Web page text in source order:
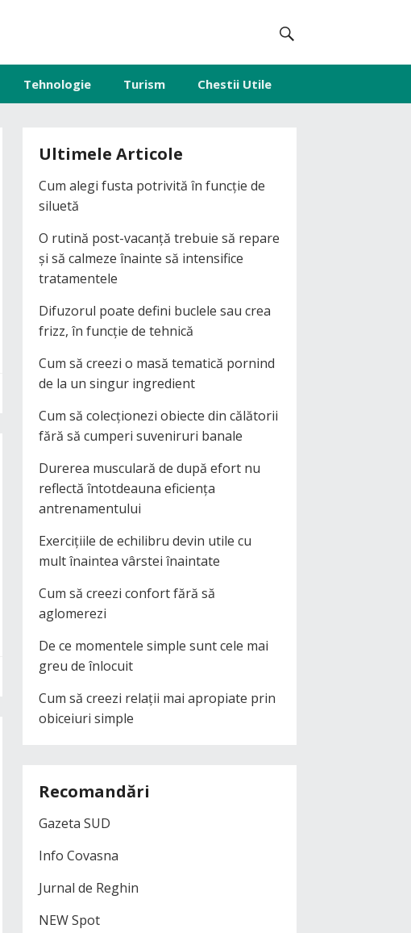
Tehnologie Turism Chestii Utile
Ultimele Articole
Cum alegi fusta potrivită în funcție de
siluetă
O rutină post-vacanță trebuie să repare
și să calmeze înainte să intensifice
tratamentele
Difuzorul poate defini buclele sau crea
frizz, în funcție de tehnică
Cum să creezi o masă tematică pornind
de la un singur ingredient
Cum să colecționezi obiecte din călătorii
fără să cumperi suveniruri banale
Durerea musculară de după efort nu
reflectă întotdeauna eficiența
antrenamentului
Exercițiile de echilibru devin utile cu
mult înaintea vârstei înaintate
Cum să creezi confort fără să
aglomerezi
De ce momentele simple sunt cele mai
greu de înlocuit
Cum să creezi relații mai apropiate prin
obiceiuri simple
Recomandări
Gazeta SUD
Info Covasna
Jurnal de Reghin
NEW Spot